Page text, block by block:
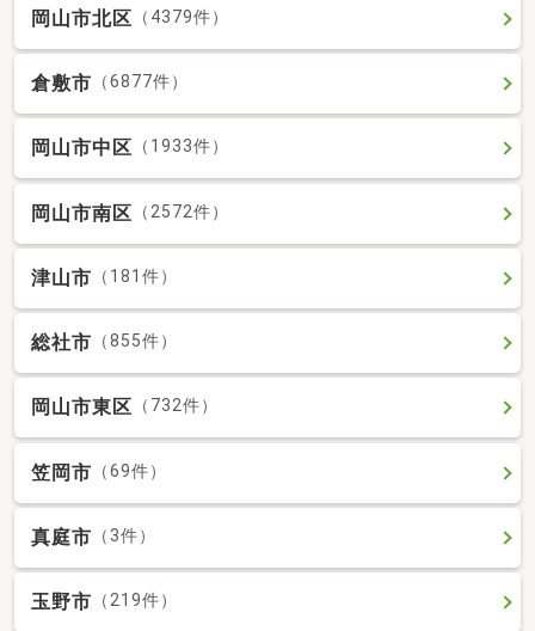
岡山市北区 （4379件）
倉敷市 （6877件）
岡山市中区 （1933件）
岡山市南区 （2572件）
津山市 （181件）
総社市 （855件）
岡山市東区 （732件）
笠岡市 （69件）
真庭市 （3件）
玉野市 （219件）